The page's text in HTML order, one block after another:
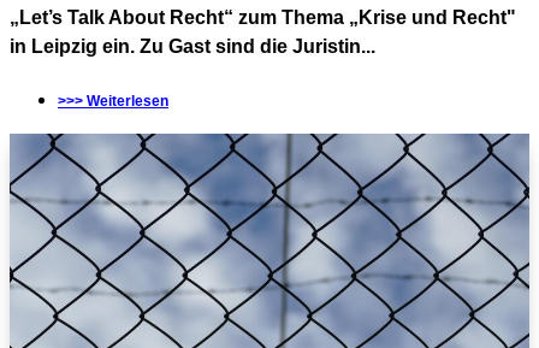
„Let’s Talk About Recht“ zum Thema „Krise und Recht"
in Leipzig ein. Zu Gast sind die Juristin...
>>> Weiterlesen